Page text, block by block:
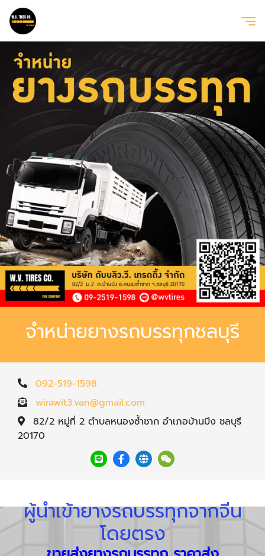
จำหน่ายยางรถบรรทุกชลบุรี
092-519-1598
wirawit3.van@gmail.com
82/2 หมู่ที่ 2 ตำบลหนองซ้ำซาก อำเภอบ้านบึง ชลบุรี
20170
ผู้นำเข้ายางรถบรรทุกจากจีน
โดยตรง